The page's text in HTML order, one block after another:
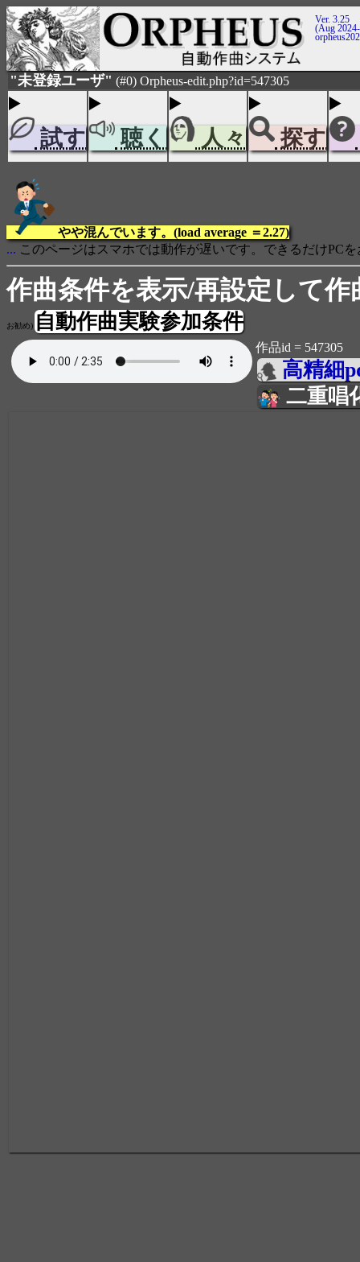
Ver. 3.25
(Aug
"未登録ユーザ" (#0) Orpheus-edit.php?id=547305
試す 聴く 人々 探す
やや混んでいます。(load average ＝2.27)
... このページはスマホでは動作が遅いです。できるだけPC
作曲条件を表示/再設定して作
お勧め)自動作曲実験参加条件
作品id = 547305
高精細
二重唱